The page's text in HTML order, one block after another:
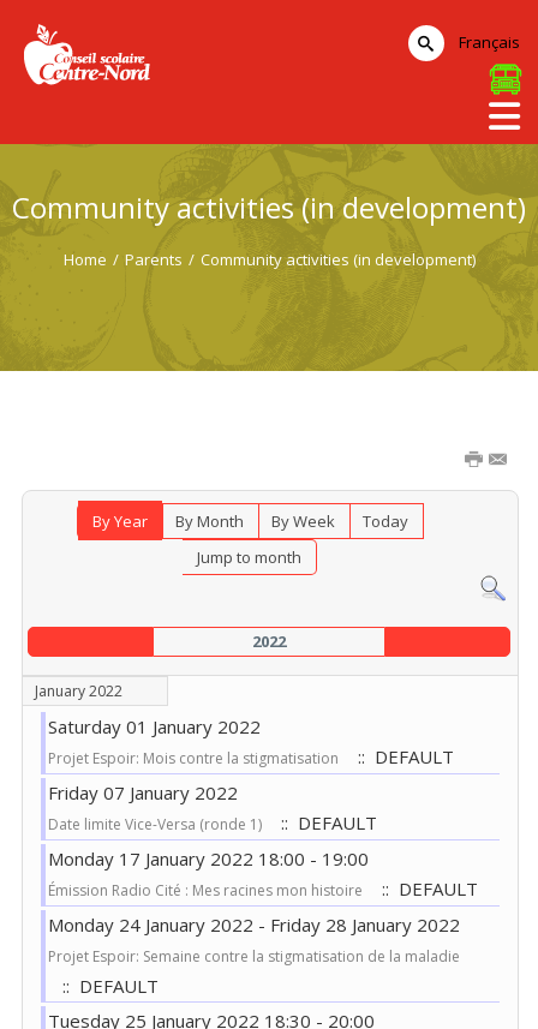
Community activities (in development)
Home / Parents / Community activities (in development)
By Year By Month By Week
Today
Jump to month
2022
January 2022
Saturday 01 January 2022
Projet Espoir: Mois contre la stigmatisation
:: DEFAULT
Friday 07 January 2022
Date limite Vice-Versa (ronde 1)
:: DEFAULT
Monday 17 January 2022 18:00 - 19:00
Émission Radio Cité : Mes racines mon histoire
:: DEFAULT
Monday 24 January 2022 - Friday 28 January 2022
Projet Espoir: Semaine contre la stigmatisation de la maladie
:: DEFAULT
Tuesday 25 January 2022 18:30 - 20:00
Français